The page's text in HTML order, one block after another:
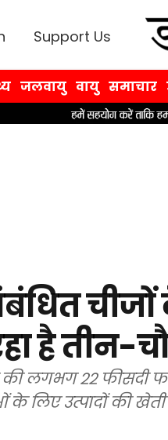
Support Us
जलवायु वायु समाचार
चीजों के
है तीन-
लगभग 22 फीसदी
के लिए उत्पादों की